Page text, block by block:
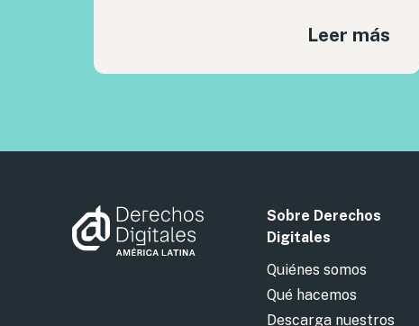
Leer más
Sobre Derechos
Digitales
Quiénes somos
Qué hacemos
Descarga nuestros